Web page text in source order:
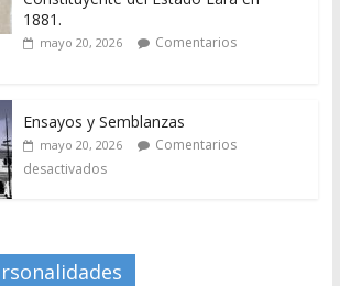
1881.
mayo 20, 2026
Comentarios
Ensayos y Semblanzas
mayo 20, 2026
Comentarios
desactivados